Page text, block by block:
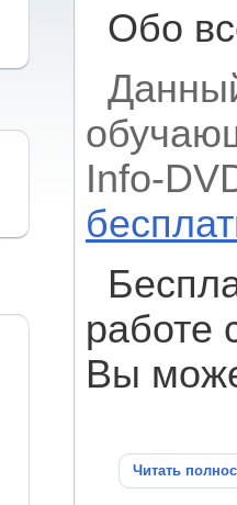
Обо
Info-
работе
Вы
Читать